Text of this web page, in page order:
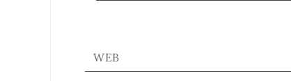
WEB